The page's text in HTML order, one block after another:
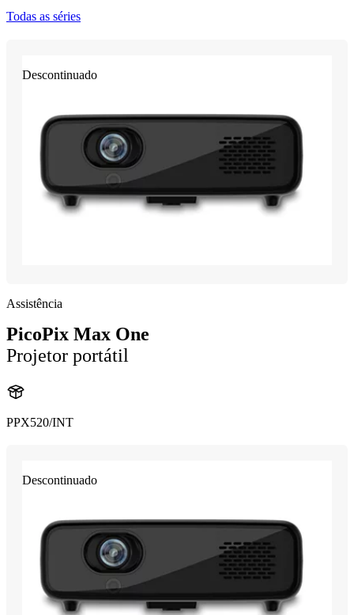
Todas as séries
Descontinuado
Assistência
PicoPix Max One
Projetor portátil
PPX520/INT
Descontinuado